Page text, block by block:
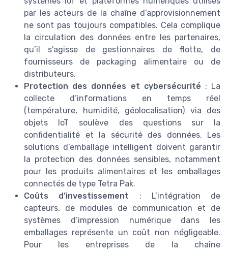
par les acteurs de la chaîne d’approvisionnement
ne sont pas toujours compatibles. Cela complique
la circulation des données entre les partenaires,
qu’il s’agisse de gestionnaires de flotte, de
fournisseurs de packaging alimentaire ou de
distributeurs.
Protection des données et cybersécurité : La
collecte d’informations en temps réel
(température, humidité, géolocalisation) via des
objets IoT soulève des questions sur la
confidentialité et la sécurité des données. Les
solutions d’emballage intelligent doivent garantir
la protection des données sensibles, notamment
pour les produits alimentaires et les emballages
connectés de type Tetra Pak.
Coûts d’investissement : L’intégration de
capteurs, de modules de communication et de
systèmes d’impression numérique dans les
emballages représente un coût non négligeable.
Pour les entreprises de la chaîne